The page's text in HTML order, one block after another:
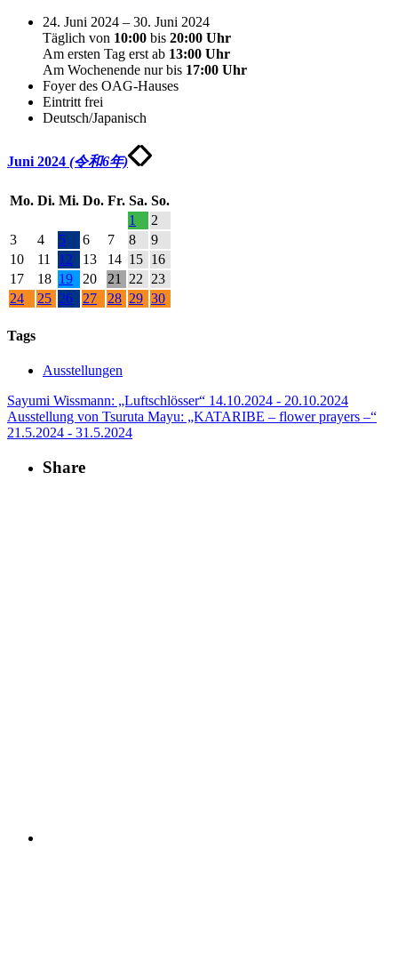
24. Juni 2024 – 30. Juni 2024
Täglich von 10:00 bis 20:00 Uhr
Am ersten Tag erst ab 13:00 Uhr
Am Wochenende nur bis 17:00 Uhr
Foyer des OAG-Hauses
Eintritt frei
Deutsch/Japanisch
Juni 2024 (令和6年)
Mo. Di. Mi. Do. Fr. Sa. So.
1
2
3
4 5 6 7 8
9
10
11 12 13 14 15 16
17
18 19 20 21 22
23
24
25 26 27 28 29 30
Tags
Ausstellungen
Sayumi Wissmann: „Luftschlösser“ 14.10.2024 - 20.10.2024
Ausstellung von Tsuruta Mayu: „KATARIBE – flower prayers –“
21.5.2024 - 31.5.2024
Share